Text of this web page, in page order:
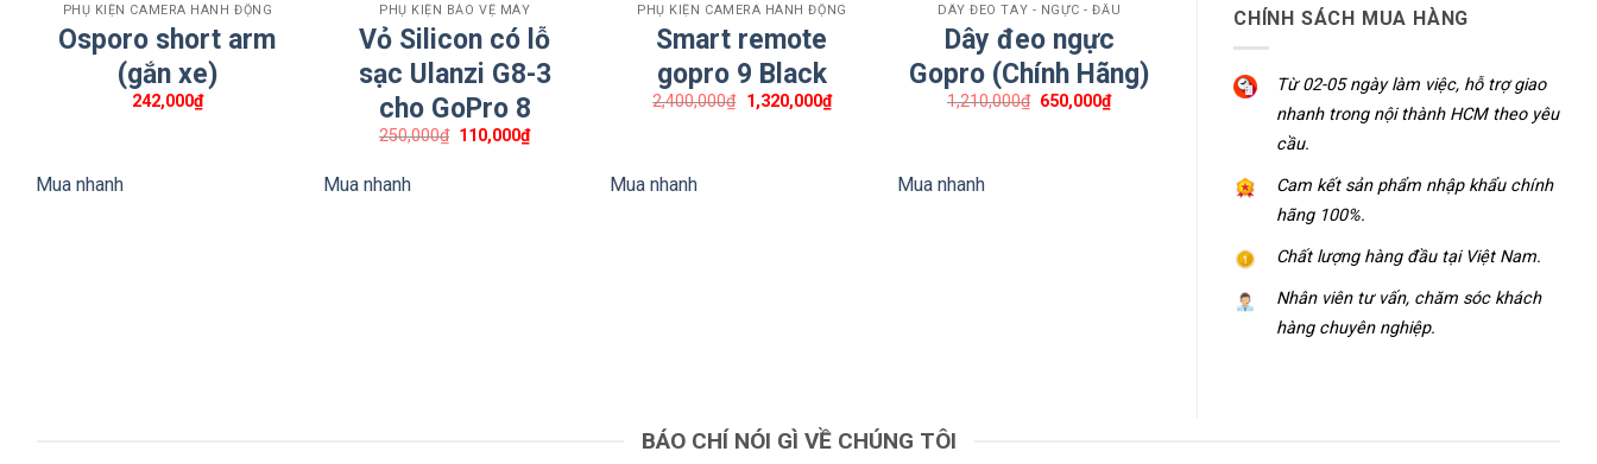
CHÍNH SÁCH MUA HÀNG
Từ 02-05 ngày làm việc, hỗ trợ giao
nhanh trong nội thành HCM theo yêu
cầu.
Cam kết sản phẩm nhập khẩu chính
hãng 100%.
Chất lượng hàng đầu tại Việt Nam.
Nhân viên tư vấn, chăm sóc khách
hàng chuyên nghiệp.
PHỤ KIỆN CAMERA HÀNH ĐỘNG
Osporo short arm
(gắn xe)
242,000₫
Mua nhanh
PHỤ KIỆN BẢO VỆ MÁY
Vỏ Silicon có lỗ
sạc Ulanzi G8-3
cho GoPro 8
250,000₫ Giá
110,000₫Giá
hiện
Mua nhanh
PHỤ KIỆN CAMERA HÀNH ĐỘNG
Smart remote
gopro 9 Black
2,400,000₫ Giá
gốc
1,320,000₫Giá
hiện
Mua nhanh
DÂY ĐEO TAY - NGỰC - ĐẦU
Dây đeo ngực
Gopro (Chính Hãng)
1,210,000₫ Giá
650,000₫Giá
hiện
Mua nhanh
BÁO CHÍ NÓI GÌ VỀ CHÚNG TÔI